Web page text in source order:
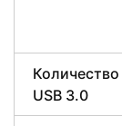
Количество
USB 3.0